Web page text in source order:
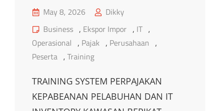
Posted
on
May 8, 2026
Dikky
Cat
Links
Business , Ekspor Impor , IT ,
Operasional , Pajak , Perusahaan ,
Peserta , Training
TRAINING SYSTEM PERPAJAKAN
KEPABEANAN PELABUHAN DAN IT